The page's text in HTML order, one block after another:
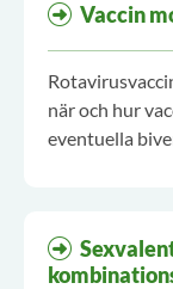
Vaccin
när och hur
eventuella